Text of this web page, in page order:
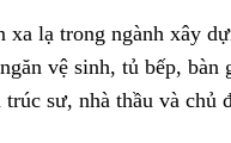
lạ trong ngành xây
vệ sinh, tủ bếp,
sư, nhà thầu và chủ